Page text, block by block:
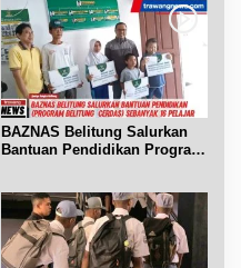
BAZNAS Belitung Salurkan
Bantuan Pendidikan Program